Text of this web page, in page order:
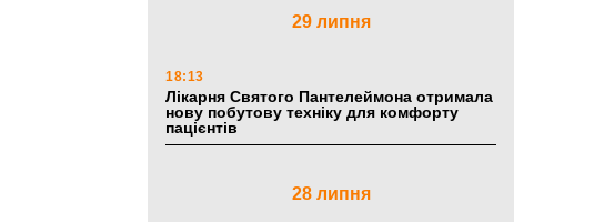
29 липня
18:13
Лікарня Святого Пантелеймона отримала
нову побутову техніку для комфорту
пацієнтів
28 липня